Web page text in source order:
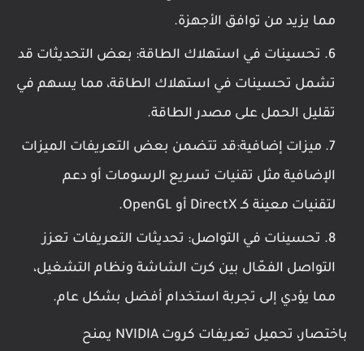
مما يزيد من توافق الأجهزة.
تحسينات في استهلاك الطاقة: بعض التحديثات قد
تشمل تحسينات في استهلاك الطاقة، مما يسهم في
تقليل الحمل على مصدر الطاقة.
ميزات إضافية:قد تتضمن بعض التعريفات الميزات
الإضافية مثل تقنيات تسريع الرسومات أو دعم
لتقنيات معينة كـ DirectX أو OpenGL.
تحسينات في التواصل: تحديثات التعريفات تعزز
التواصل الفعّال بين كرت الشاشة ونظام التشغيل،
مما يؤدي إلى تجربة استخدام أفضل بشكل عام.
باختصار، تحميل تعريفات كروت NVIDIA يمنح